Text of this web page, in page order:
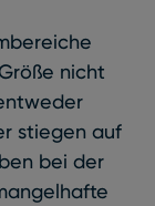
nicht
stiegen auf
bei der